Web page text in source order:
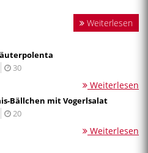
Weiterlesen
30
Weiterlesen
Bällchen mit Vogerlsalat
20
Weiterlesen